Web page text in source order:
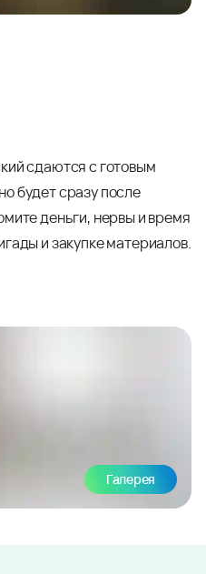
сдаются с готовым
будет сразу после
деньги, нервы и время
и закупке материалов.
Галерея